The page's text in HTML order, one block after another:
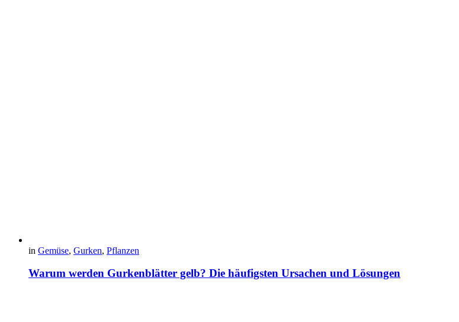
in Gemüse, Gurken, Pflanzen
Warum werden Gurkenblätter gelb? Die häufigsten Ursachen und Lösungen